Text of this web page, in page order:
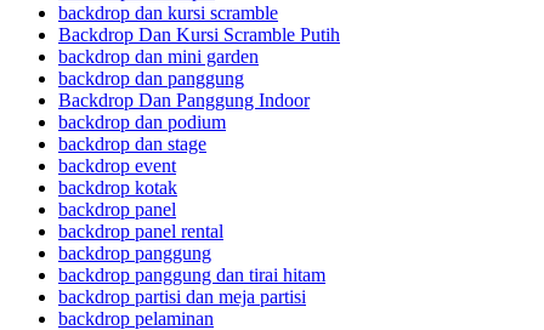
backdrop dan kursi scramble
Backdrop Dan Kursi Scramble Putih
backdrop dan mini garden
backdrop dan panggung
Backdrop Dan Panggung Indoor
backdrop dan podium
backdrop dan stage
backdrop event
backdrop kotak
backdrop panel
backdrop panel rental
backdrop panggung
backdrop panggung dan tirai hitam
backdrop partisi dan meja partisi
backdrop pelaminan